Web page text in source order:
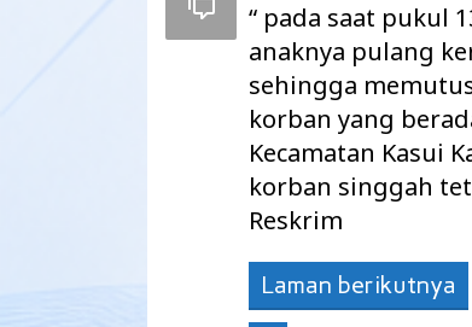
“ pada saat pukul
anaknya pulang
sehingga
korban yang
Kecamatan Kasui
korban singgah
Reskrim
Laman berikutnya